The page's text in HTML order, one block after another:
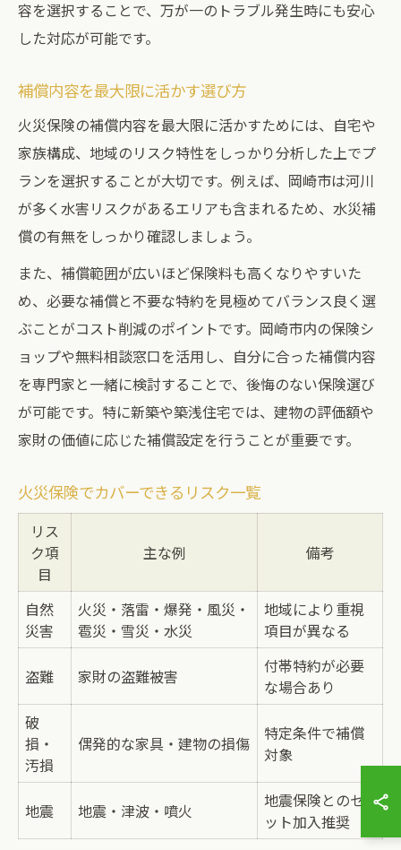
容を選択することで、万が一のトラブル発生時にも安心
した対応が可能です。
補償内容を最大限に活かす選び方
火災保険の補償内容を最大限に活かすためには、自宅や
家族構成、地域のリスク特性をしっかり分析した上でプ
ランを選択することが大切です。例えば、岡崎市は河川
が多く水害リスクがあるエリアも含まれるため、水災補
償の有無をしっかり確認しましょう。
また、補償範囲が広いほど保険料も高くなりやすいた
め、必要な補償と不要な特約を見極めてバランス良く選
ぶことがコスト削減のポイントです。岡崎市内の保険シ
ョップや無料相談窓口を活用し、自分に合った補償内容
を専門家と一緒に検討することで、後悔のない保険選び
が可能です。特に新築や築浅住宅では、建物の評価額や
家財の価値に応じた補償設定を行うことが重要です。
火災保険でカバーできるリスク一覧
リス
ク項
目
主な例 備考
自然
災害
火災・落雷・爆発・風災・
雹災・雪災・水災
地域により重視
項目が異なる
盗難 家財の盗難被害
付帯特約が必要
な場合あり
破
損・
汚損
偶発的な家具・建物の損傷
特定条件で補償
対象
地震 地震・津波・噴火
地震保険とのセ
ット加入推奨